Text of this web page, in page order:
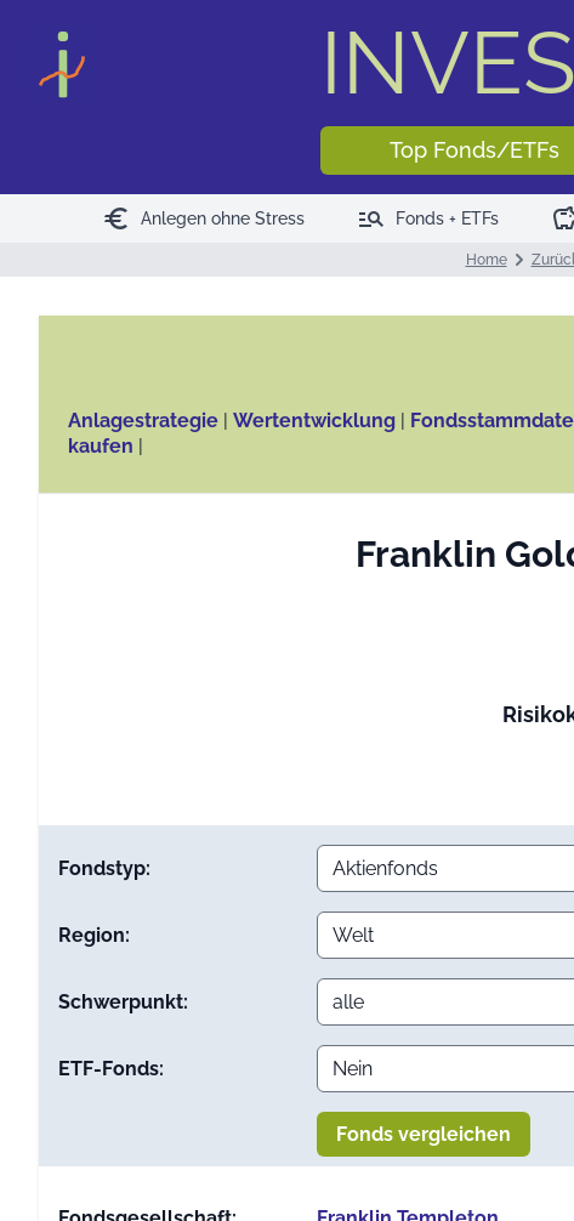
Top Fonds/ETFs
euro Anlegen ohne Stress manage_search Fonds + ETFs
Home
Anlagestrategie | Wertentwicklung |
kaufen |
Franklin
Fondstyp:
Region:
Schwerpunkt:
ETF-Fonds:
Fonds vergleichen